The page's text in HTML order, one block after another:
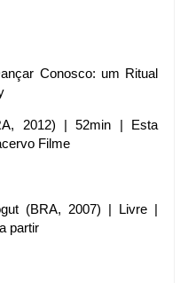
Conosco: um Ritual
2012) | 52min | Esta
Filme
(BRA, 2007) | Livre |
partir